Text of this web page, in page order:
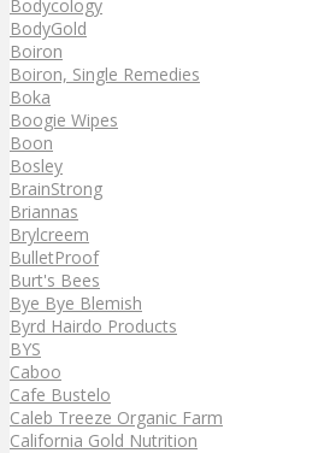
Bodycology
BodyGold
Boiron
Boiron, Single Remedies
Boka
Boogie Wipes
Boon
Bosley
BrainStrong
Briannas
Brylcreem
BulletProof
Burt's Bees
Bye Bye Blemish
Byrd Hairdo Products
BYS
Caboo
Cafe Bustelo
Caleb Treeze Organic Farm
California Gold Nutrition